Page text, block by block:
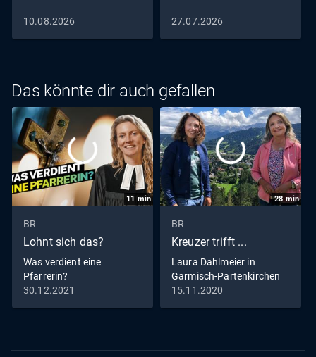
10.08.2026 27.07.2026
Das könnte dir auch gefallen
11 min
BR
Lohnt sich das?
Was verdient eine
Pfarrerin?
30.12.2021
28 min
BR
Kreuzer trifft ...
Laura Dahlmeier in
Garmisch-Partenkirchen
15.11.2020